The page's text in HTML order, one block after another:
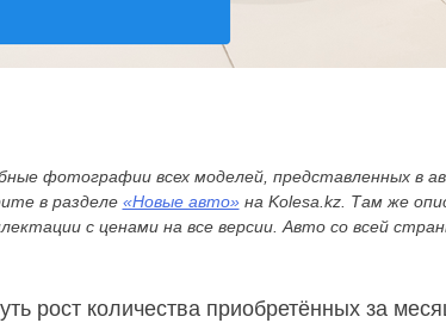
фотографии всех моделей, представленных в
в разделе «Новые авто»на Kolesa.kz. Там же
с ценами на все версии. Авто со всей
рост количества приобретённых за